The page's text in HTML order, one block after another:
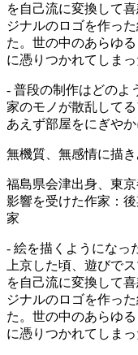
を自己流に変換して
ジナルのロゴを作っ
た。世の中のあらゆ
に憑りつかれてしまっ
- 普段の制作はどのよ
家のモノが散乱して
あえず部屋をにぎや
無機質、無感情に描
福島県会津出身、東京
影響を受けた作家：
家
- 絵を描くようになっ
上京した頃、遊びで
を自己流に変換して
ジナルのロゴを作っ
た。世の中のあらゆ
に憑りつかれてしまっ